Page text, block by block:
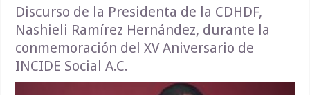
Discurso de la Presidenta de la CDHDF,
Nashieli Ramírez Hernández, durante la
conmemoración del XV Aniversario de
INCIDE Social A.C.